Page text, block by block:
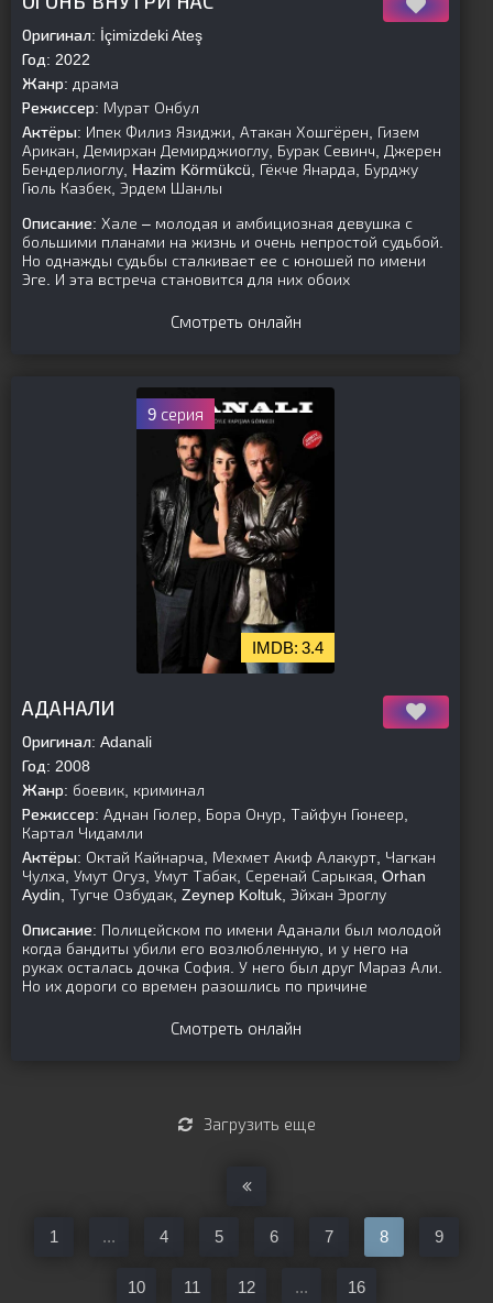
Оригинал: İçimizdeki Ateş
Год: 2022
Жанр: драма
Режиссер: Мурат Онбул
Актёры: Ипек Филиз Язиджи, Атакан Хошгёрен, Гизем
Арикан, Демирхан Демирджиоглу, Бурак Севинч, Джерен
Бендерлиоглу, Hazim Körmükcü, Гёкче Янарда, Бурджу
Гюль Казбек, Эрдем Шанлы
Описание: Хале – молодая и амбициозная девушка с
большими планами на жизнь и очень непростой судьбой.
Но однажды судьбы сталкивает ее с юношей по имени
Эге. И эта встреча становится для них обоих
Смотреть онлайн
9 серия
3.4
АДАНАЛИ
Оригинал: Adanali
Год: 2008
Жанр: боевик, криминал
Режиссер: Аднан Гюлер, Бора Онур, Тайфун Гюнеер,
Картал Чидамли
Актёры: Октай Кайнарча, Мехмет Акиф Алакурт, Чагкан
Чулха, Умут Огуз, Умут Табак, Серенай Сарыкая, Orhan
Aydin, Тугче Озбудак, Zeynep Koltuk, Эйхан Эроглу
Описание: Полицейском по имени Аданали был молодой
когда бандиты убили его возлюбленную, и у него на
руках осталась дочка София. У него был друг Мараз Али.
Но их дороги со времен разошлись по причине
Смотреть онлайн
Загрузить еще
1 ... 4 5 6 7 8 9
10 11 12 ... 16